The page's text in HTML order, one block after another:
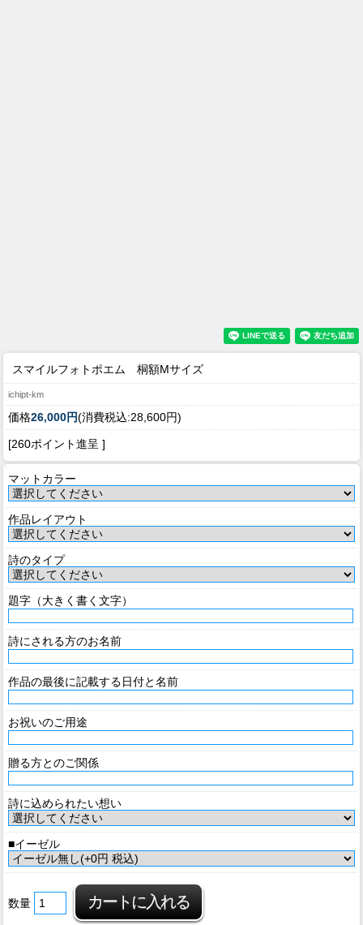
スマイルフォトポエム 桐額Mサイズ
ichipt-km
価格26,000円(消費税込:28,600円)
[260ポイント進呈 ]
マットカラー
作品レイアウト
詩のタイプ
題字（大きく書く文字）
詩にされる方のお名前
作品の最後に記載する日付と名前
お祝いのご用途
贈る方とのご関係
詩に込められたい想い
■イーゼル
数量